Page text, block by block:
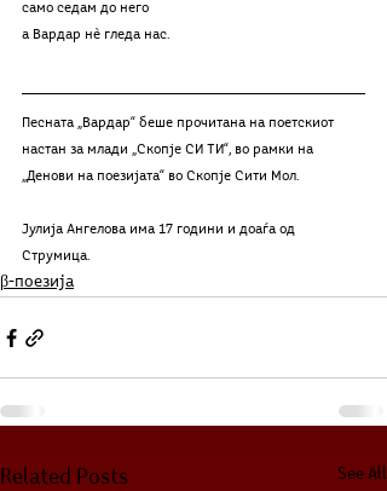
само седам до него
а Вардар нѐ гледа нас.
Песната „Вардар“ беше прочитана на поетскиот
настан за млади „Скопје СИ ТИ“, во рамки на
„Денови на поезијата“ во Скопје Сити Мол.
Јулија Ангелова има 17 години и доаѓа од
Струмица.
β-поезија
Related Posts See All